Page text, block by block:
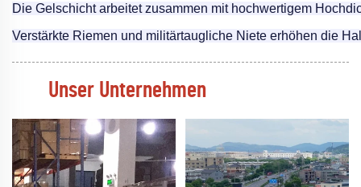
Die Gelschicht arbeitet zusammen mit hochwertigem
Verstärkte Riemen und militärtaugliche Niete erhöhen die
Unser Unternehmen